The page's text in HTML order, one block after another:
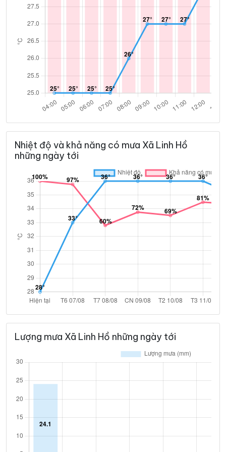
Nhiệt độ và khả năng có mưa Xã Linh Hồ
những ngày tới
Lượng mưa Xã Linh Hồ những ngày tới